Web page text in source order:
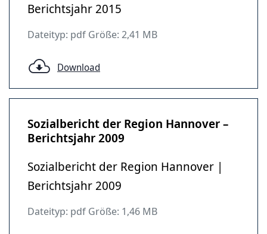
Berichtsjahr 2015
Dateityp: pdf Größe: 2,41 MB
Download
Sozialbericht der Region Hannover –
Berichtsjahr 2009
Sozialbericht der Region Hannover |
Berichtsjahr 2009
Dateityp: pdf Größe: 1,46 MB